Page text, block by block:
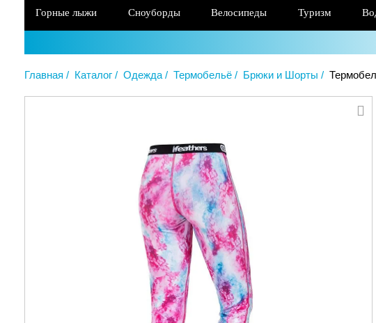
Горные лыжи Сноуборды Велосипеды Туризм
Главная Каталог Одежда Термобельё Брюки и Шорты